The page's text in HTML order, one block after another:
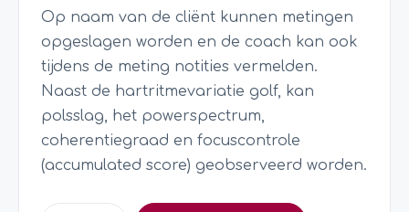
Op naam van de cliënt kunnen metingen
opgeslagen worden en de coach kan ook
tijdens de meting notities vermelden.
Naast de hartritmevariatie golf, kan
polsslag, het powerspectrum,
coherentiegraad en focuscontrole
(accumulated score) geobserveerd worden.